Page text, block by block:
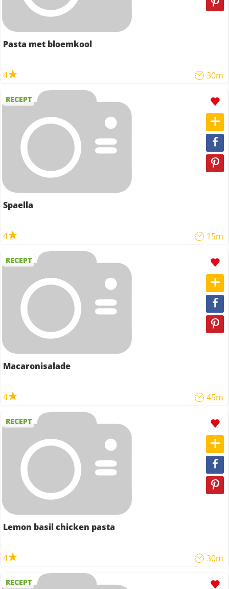
Pasta met bloemkool
4 30m
RECEPT
Spaella
4 15m
RECEPT
Macaronisalade
4 45m
RECEPT
Lemon basil chicken pasta
4 30m
RECEPT